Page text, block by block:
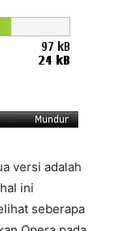
versi adalah
ini
seberapa